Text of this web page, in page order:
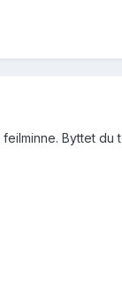
Byttet du